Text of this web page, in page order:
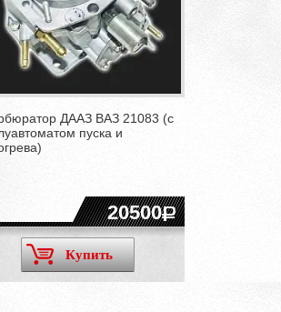
ДААЗ ВАЗ 21083 (с
пуска и
20500
Купить